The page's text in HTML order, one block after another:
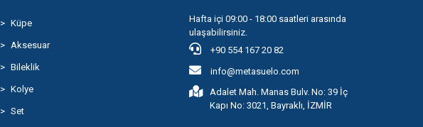
Küpe
Aksesuar
Bileklik
Kolye
Set
Hafta içi 09:00 - 18:00 saatleri arasında
ulaşabilirsiniz.
+90 554 167 20 82
info@metasuelo.com
Adalet Mah. Manas Bulv. No: 39 İç
Kapı No: 3021, Bayraklı, İZMİR